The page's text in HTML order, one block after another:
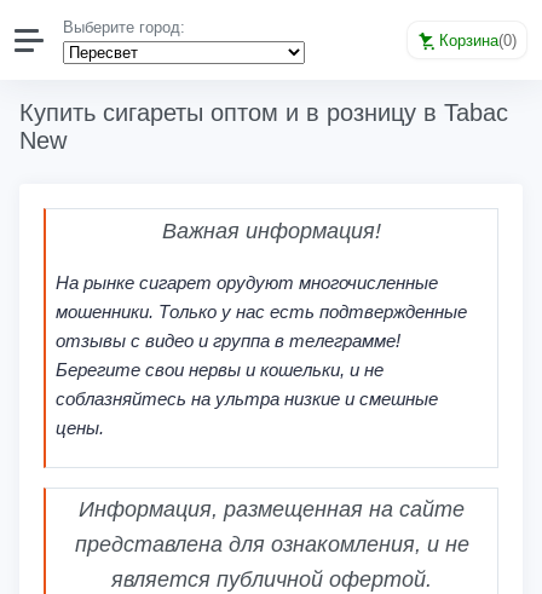
Выберите город:
Корзина(0)
Купить сигареты оптом и в розницу в Tabac
New
Важная информация!
На рынке сигарет орудуют многочисленные
мошенники. Только у нас есть подтвержденные
отзывы с видео и группа в телеграмме!
Берегите свои нервы и кошельки, и не
соблазняйтесь на ультра низкие и смешные
цены.
Информация, размещенная на сайте
представлена для ознакомления, и не
является публичной офертой.